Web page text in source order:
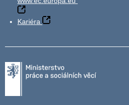
Kariéra